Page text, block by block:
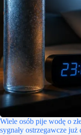
Wiele osób pije wodę o
sygnały ostrzegawcze już